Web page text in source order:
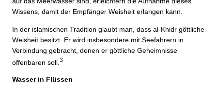
Wissens, damit der Empfänger Weisheit erlangen kann.
In der islamischen Tradition glaubt man, dass al-Khidr göttliche
Weisheit besitzt. Er wird insbesondere mit Seefahrern in
Verbindung gebracht, denen er göttliche Geheimnisse
offenbaren soll. 3
Wasser in Flüssen